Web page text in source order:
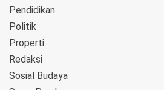
Pendidikan
Politik
Properti
Redaksi
Sosial Budaya